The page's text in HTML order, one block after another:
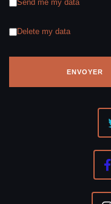
Send me my data
Delete my data